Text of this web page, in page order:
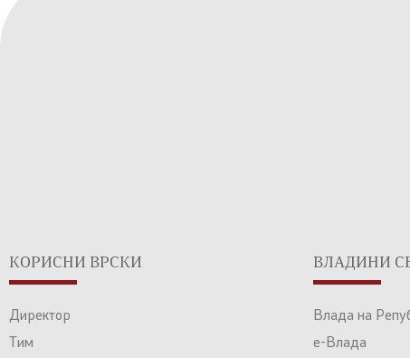
КОРИСНИ ВРСКИ
Директор
Тим
ВЛАДИНИ
Влада на
е-Влада